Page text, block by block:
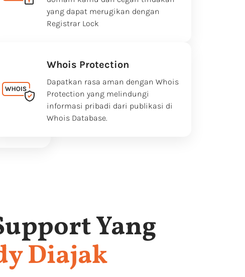
yang dapat merugikan dengan
Registrar Lock
Whois Protection
Dapatkan rasa aman dengan Whois
Protection yang melindungi
informasi pribadi dari publikasi di
Whois Database.
Yang
Diajak